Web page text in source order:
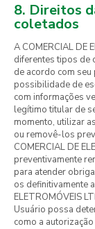
8. Direitos
coletados
A COMERCIAL DE
diferentes tipos de
de acordo com
possibilidade de
com informações
legítimo titular de
momento, utilizar
ou removê-los
COMERCIAL DE
preventivamente
para atender
os definitivamente
ELETROMÓVEIS
Usuário possa
como a